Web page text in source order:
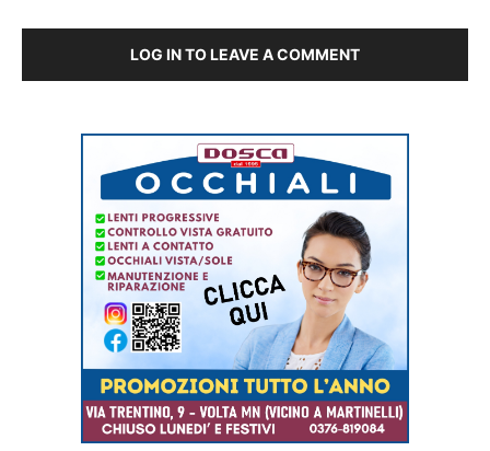
LOG IN TO LEAVE A COMMENT